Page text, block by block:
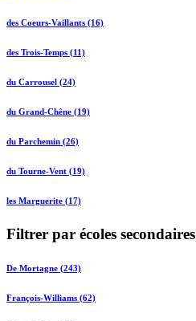
des Coeurs-Vaillants (16)
des Trois-Temps (11)
du Carrousel (24)
du Grand-Chêne (19)
du Parchemin (26)
du Tourne-Vent (19)
les Marguerite (17)
Filtrer par écoles secondaires
De Mortagne (243)
François-Williams (62)